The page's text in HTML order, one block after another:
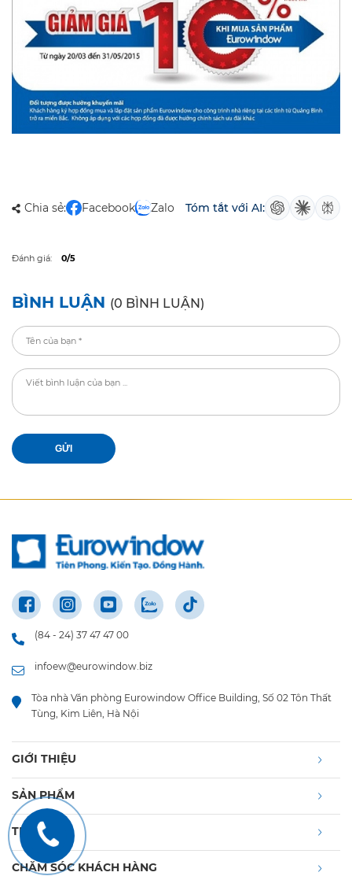
Chia sẻ: Facebook Zalo Tóm tắt với AI:
Đánh giá: 0/5
BÌNH LUẬN (0 BÌNH LUẬN)
GỬI
(84 - 24) 37 47 47 00
infoew@eurowindow.biz
Tòa nhà Văn phòng Eurowindow Office Building, Số 02 Tôn Thất
Tùng, Kim Liên, Hà Nội
GIỚI THIỆU
SẢN PHẨM
TIN TỨC
CHĂM SÓC KHÁCH HÀNG